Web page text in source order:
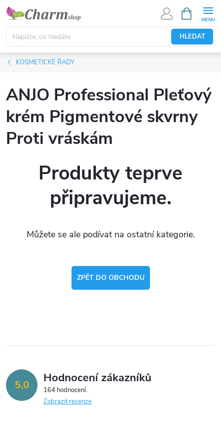
Přejít
obsah
HLEDAT
NÁKUPNÍ
KOŠÍK
KOSMETICKÉ ŘADY
ANJO Professional Pleťový
krém Pigmentové skvrny
Proti vráskám
Produkty teprve
připravujeme.
Můžete se ale podívat na ostatní kategorie.
ZPĚT DO OBCHODU
5,0 Hodnocení zákazníků
164 hodnocení
Zobrazit recenze